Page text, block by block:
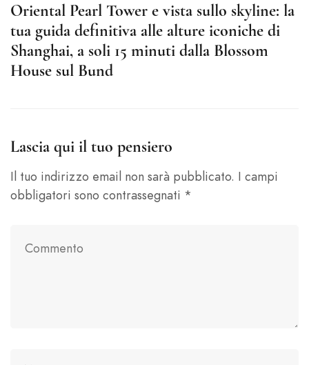
Oriental Pearl Tower e vista sullo skyline: la
tua guida definitiva alle alture iconiche di
Shanghai, a soli 15 minuti dalla Blossom
House sul Bund
Lascia qui il tuo pensiero
Il tuo indirizzo email non sarà pubblicato. I campi
obbligatori sono contrassegnati *